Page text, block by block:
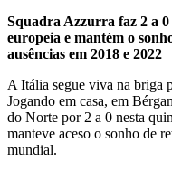
Squadra Azzurra faz 2 a 0
europeia e mantém o
ausências em 2018 e 2022
A Itália segue viva na briga
Jogando em casa, em
do Norte por 2 a 0 nesta
manteve aceso o sonho de
mundial.